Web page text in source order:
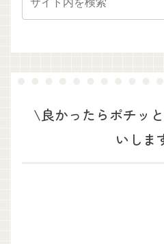
\良かったらポチッ
いしま